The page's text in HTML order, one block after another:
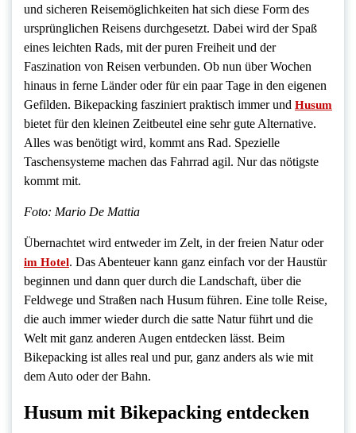
und sicheren Reisemöglichkeiten hat sich diese Form des
ursprünglichen Reisens durchgesetzt. Dabei wird der Spaß
eines leichten Rads, mit der puren Freiheit und der
Faszination von Reisen verbunden. Ob nun über Wochen
hinaus in ferne Länder oder für ein paar Tage in den eigenen
Gefilden. Bikepacking fasziniert praktisch immer und Husum
bietet für den kleinen Zeitbeutel eine sehr gute Alternative.
Alles was benötigt wird, kommt ans Rad. Spezielle
Taschensysteme machen das Fahrrad agil. Nur das nötigste
kommt mit.
Foto: Mario De Mattia
Übernachtet wird entweder im Zelt, in der freien Natur oder
im Hotel. Das Abenteuer kann ganz einfach vor der Haustür
beginnen und dann quer durch die Landschaft, über die
Feldwege und Straßen nach Husum führen. Eine tolle Reise,
die auch immer wieder durch die satte Natur führt und die
Welt mit ganz anderen Augen entdecken lässt. Beim
Bikepacking ist alles real und pur, ganz anders als wie mit
dem Auto oder der Bahn.
Husum mit Bikepacking entdecken